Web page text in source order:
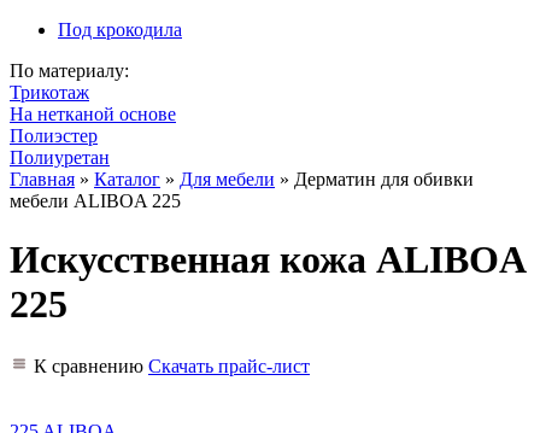
Под крокодила
По материалу:
Трикотаж
На нетканой основе
Полиэстер
Полиуретан
Главная » Каталог » Для мебели » Дерматин для обивки
мебели ALIBOA 225
Искусственная кожа ALIBOA
225
К сравнению Скачать прайс-лист